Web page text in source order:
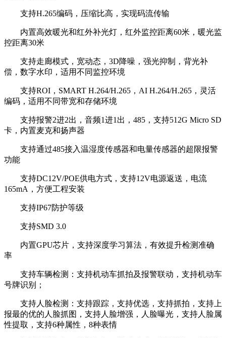
支持H.265编码，压缩比高，实现码流传输
内置高效暖光和红外补光灯，红外监控距离60米，暖光监
控距离30米
支持走廊模式，宽动态，3D降噪，强光抑制，背光补
偿，数字水印，适用不同监控环境
支持ROI，SMART H.264/H.265，AI H.264/H.265，灵活
编码，适用不同带宽和存储环境
支持报警2进2出，音频1进1出，485，支持512G Micro SD
卡，内置麦克和扬声器
支持通过485接入温湿度传感器和电量传感器的超限报警
功能
支持DC12V/POE供电方式，支持12V电源返送，电流
165mA，方便工程安装
支持IP67防护等级
支持SMD 3.0
内置GPU芯片，支持深度学习算法，有效提升检测准确
率
支持车辆检测：支持机动车抓拍及报警联动，支持机动车
号牌识别；
支持人脸检测：支持跟踪，支持优选，支持抓拍，支持上
报最的优的人脸抓图，支持人脸增强，人脸曝光，支持人脸属
性提取，支持6种属性，8种表情